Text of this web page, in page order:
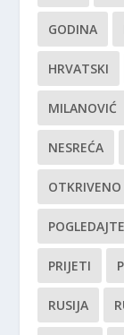
GODINA
HRVATSKI
MILANOVIĆ
NESREĆA
OTKRIVENO
POGLEDAJTE
PRIJETI
RUSIJA